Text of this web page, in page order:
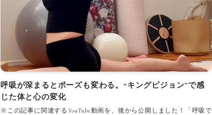
呼吸が深まるとポーズも変わる。“キングピジョン”で感
じた体と心の変化
※この記事に関連するYouTube動画を、後から公開しました！「呼吸で